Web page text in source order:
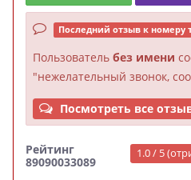
Последний отзыв к номеру
Пользователь без имени
"нежелательный звонок,
Посмотреть все
Рейтинг
89090033089
1.0 / 5